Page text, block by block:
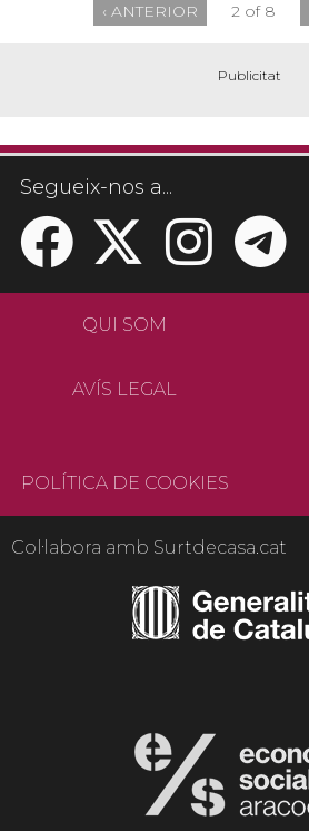
‹ ANTERIOR 2 of 8
Segueix-nos a...
QUI SOM
AVÍS LEGAL
POLÍTICA DE COOKIES
Col·labora amb Surtdecasa.cat